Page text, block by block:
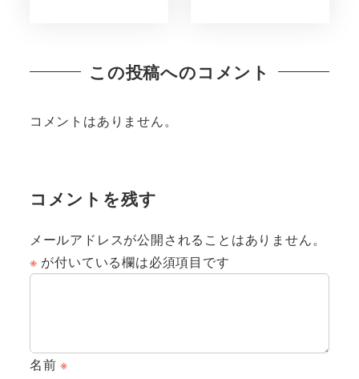
この投稿へのコメント
コメントはありません。
コメントを残す
メールアドレスが公開されることはありません。
※ が付いている欄は必須項目です
名前※